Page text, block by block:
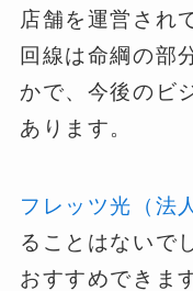
店舗を運営され
回線は命綱の部
かで、今後のビ
あります。
フレッツ光（法
ることはないで
おすすめできま